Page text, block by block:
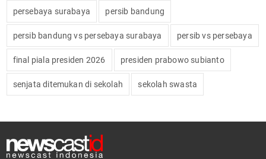
persebaya surabaya persib bandung
persib bandung vs persebaya surabaya persib vs persebaya
final piala presiden 2026 presiden prabowo subianto
senjata ditemukan di sekolah sekolah swasta